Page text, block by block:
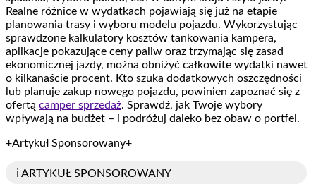
Realne różnice w wydatkach pojawiają się już na etapie
planowania trasy i wyboru modelu pojazdu. Wykorzystując
sprawdzone kalkulatory kosztów tankowania kampera,
aplikacje pokazujące ceny paliw oraz trzymając się zasad
ekonomicznej jazdy, można obniżyć całkowite wydatki nawet
o kilkanaście procent. Kto szuka dodatkowych oszczędności
lub planuje zakup nowego pojazdu, powinien zapoznać się z
ofertą camper sprzedaż. Sprawdź, jak Twoje wybory
wpływają na budżet – i podróżuj daleko bez obaw o portfel.
+Artykuł Sponsorowany+
ℹ️ ARTYKUŁ SPONSOROWANY